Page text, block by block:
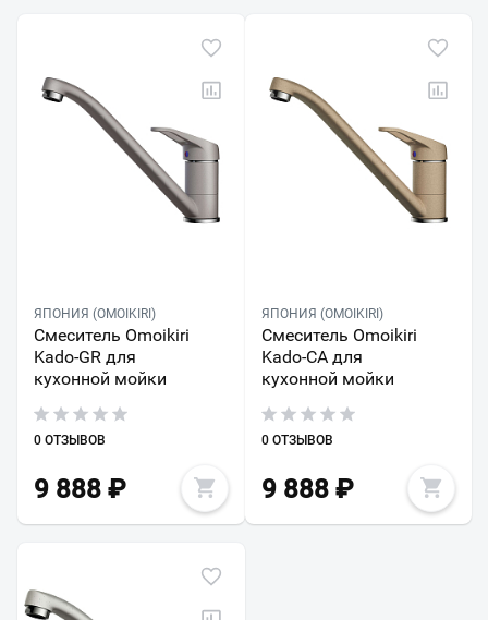
ЯПОНИЯ (OMOIKIRI)
Смеситель Omoikiri
Kado-GR для
кухонной мойки
0 ОТЗЫВОВ
9 888 ₽
ЯПОНИЯ (OMOIKIRI)
Смеситель Omoikiri
Kado-CA для
кухонной мойки
0 ОТЗЫВОВ
9 888₽